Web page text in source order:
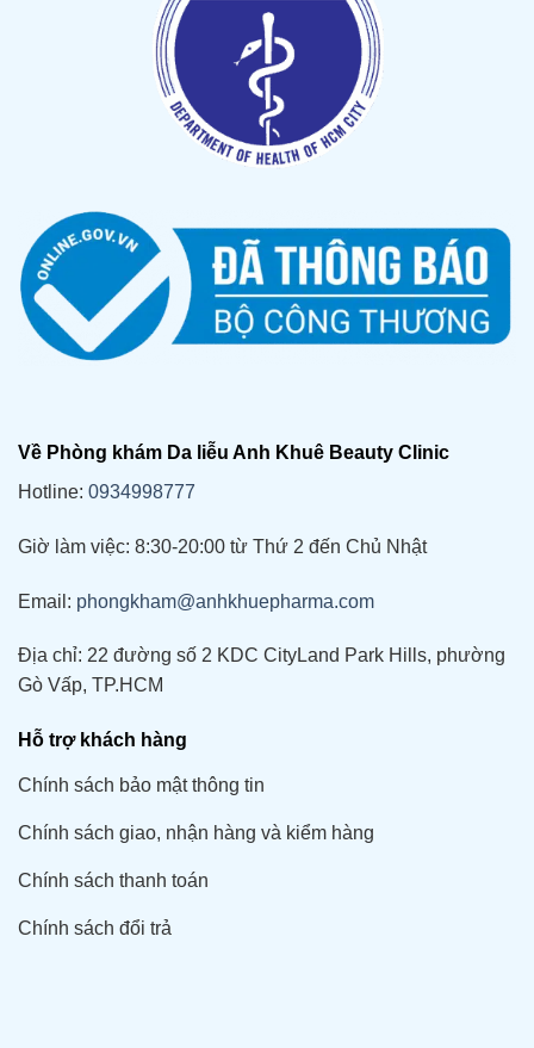
Về Phòng khám Da liễu Anh Khuê Beauty Clinic
Hotline: 0934998777
Giờ làm việc: 8:30-20:00 từ Thứ 2 đến Chủ Nhật
Email: phongkham@anhkhuepharma.com
Địa chỉ: 22 đường số 2 KDC CityLand Park Hills, phường
Gò Vấp, TP.HCM
Hỗ trợ khách hàng
Chính sách bảo mật thông tin
Chính sách giao, nhận hàng và kiểm hàng
Chính sách thanh toán
Chính sách đổi trả